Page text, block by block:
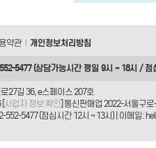
약관 개인정보처리방침
5477 (상담가능시간 평일 9시 ~ 18시 / 점
27길 36, e스페이스 207호
사업자 정보 확인 ] 통신판매업 2022-서울구
552-5477 (점심시간 12시 ~ 13시) | 이메일: